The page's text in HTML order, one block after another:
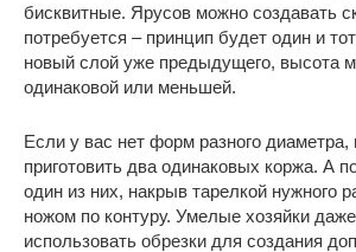
бисквитные. Ярусов можно создавать
потребуется – принцип будет один и
новый слой уже предыдущего, высота
одинаковой или меньшей.
Если у вас нет форм разного
приготовить два одинаковых коржа. А
один из них, накрыв тарелкой нужного
ножом по контуру. Умелые хозяйки
использовать обрезки для создания